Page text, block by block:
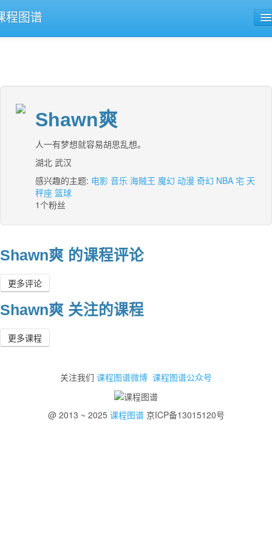
程图谱
Shawn爽
人一有梦想就容易胡思乱想。
湖北 武汉
感兴趣的主题: 电影 音乐 海贼王 魔幻 动漫 奇幻 NBA 宅 天
秤座 篮球
1个粉丝
Shawn爽 的课程评论
更多评论
Shawn爽 关注的课程
更多课程
关注我们 课程图谱微博 课程图谱公众号
@ 2013 ~ 2025 课程图谱京ICP备13015120号